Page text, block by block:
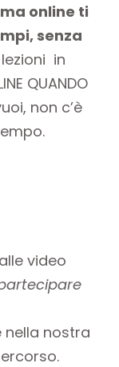
online ti
senza
in
QUANDO
non c’è
video
nostra